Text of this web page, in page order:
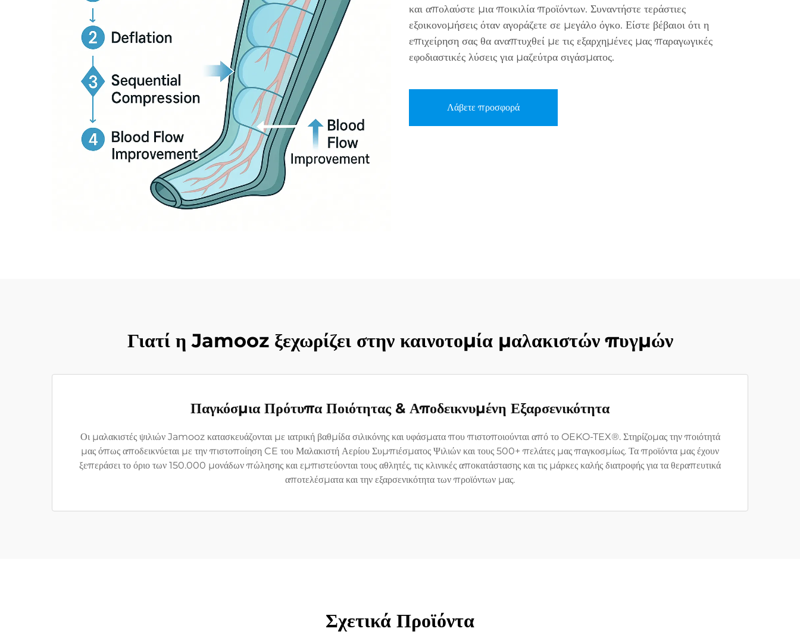
και απολαύστε μια ποικιλία προϊόντων. Συναντήστε τεράστιες
εξοικονομήσεις όταν αγοράζετε σε μεγάλο όγκο. Είστε βέβαιοι ότι η
επιχείρηση σας θα αναπτυχθεί με τις εξαρχημένες μας παραγωγικές
εφοδιαστικές λύσεις για μαζεύτρα σιγάσματος.
Λάβετε προσφορά
Γιατί η Jamooz ξεχωρίζει στην καινοτομία μαλακιστών πυγμών
Παγκόσμια Πρότυπα Ποιότητας & Αποδεικνυμένη Εξαρσενικότητα
Οι μαλακιστές ψιλιών Jamooz κατασκευάζονται με ιατρική βαθμίδα σιλικόνης και υφάσματα που πιστοποιούνται από το OEKO-TEX®. Στηρίζομας την ποιότητά
μας όπως αποδεικνύεται με την πιστοποίηση CE του Μαλακιστή Αερίου Συμπιέσματος Ψιλιών και τους 500+ πελάτες μας παγκοσμίως. Τα προϊόντα μας έχουν
ξεπεράσει το όριο των 150.000 μονάδων πώλησης και εμπιστεύονται τους αθλητές, τις κλινικές αποκατάστασης και τις μάρκες καλής διατροφής για τα θεραπευτικά
αποτελέσματα και την εξαρσενικότητα των προϊόντων μας.
Σχετικά Προϊόντα